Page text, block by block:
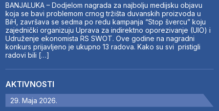
BANJALUKA – Dodjelom nagrada za najbolju medijsku objavu
koja se bavi problemom crnog tržišta duvanskih proizvoda u
BiH, završava se sedma po redu kampanja “Stop švercu” koju
zajednički organizuju Uprava za indirektno oporezivanje (UIO) i
Udruženje ekonomista RS SWOT. Ove godine na nagradni
konkurs prijavljeno je ukupno 13 radova. Kako su svi pristigli
radovi bili […]
AKTIVNOSTI
29. Maja 2026.